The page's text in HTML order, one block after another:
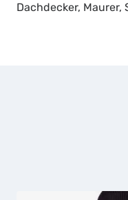
Dachdecker,